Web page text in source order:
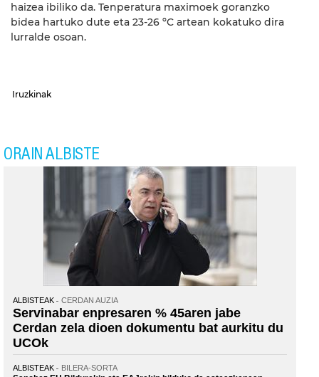
haizea ibiliko da. Tenperatura maximoek goranzko
bidea hartuko dute eta 23-26 ºC artean kokatuko dira
lurralde osoan.
Iruzkinak
ORAIN ALBISTE
ALBISTEAK CERDAN AUZIA
Servinabar enpresaren % 45aren jabe
Cerdan zela dioen dokumentu bat aurkitu du
UCOk
ALBISTEAK BILERA-SORTA